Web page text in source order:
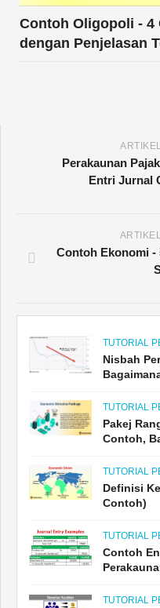
Contoh Oligopoli - 4
dengan Penjelasan
Perakaunan
Entri Jurnal
Contoh Ekonomi -
TUTORIAL
Nisbah
TUTORIAL
Pakej
Contoh,
TUTORIAL
Definisi
Contoh)
TUTORIAL
Contoh
TUTORIAL